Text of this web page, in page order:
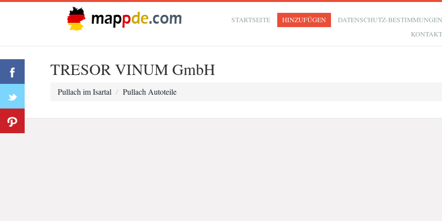
STARTSEITE HINZUFÜGEN
DATENSCHUTZ-
TRESOR VINUM GmbH
Pullach im Isartal Pullach Autoteile